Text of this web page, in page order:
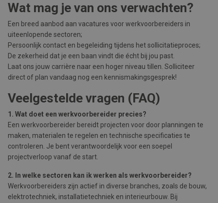
Wat mag je van ons verwachten?
Een breed aanbod aan vacatures voor werkvoorbereiders in
uiteenlopende sectoren;
Persoonlijk contact en begeleiding tijdens het sollicitatieproces;
De zekerheid dat je een baan vindt die écht bij jou past.
Laat ons jouw carrière naar een hoger niveau tillen. Solliciteer
direct of plan vandaag nog een kennismakingsgesprek!
Veelgestelde vragen (FAQ)
1. Wat doet een werkvoorbereider precies?
Een werkvoorbereider bereidt projecten voor door planningen te
maken, materialen te regelen en technische specificaties te
controleren. Je bent verantwoordelijk voor een soepel
projectverloop vanaf de start.
2. In welke sectoren kan ik werken als werkvoorbereider?
Werkvoorbereiders zijn actief in diverse branches, zoals de bouw,
elektrotechniek, installatietechniek en interieurbouw. Bij